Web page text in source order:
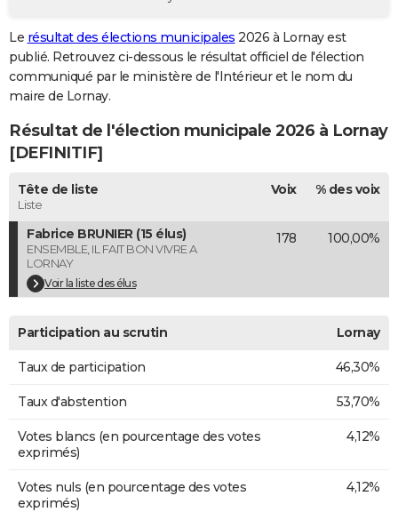
GUIDES D'ACHAT
BONS PLANS
CARTE DE VOEUX
Carte de Noël
Carte Bonne année
Carte Saint-Valentin
Carte Pâques
Carte d'anniversaire
DICTIONNAIRE
Dictionnaire
Biographies
Citations
Expressions
Proverbes
PROGRAMME TV
COPAINS D'AVANT
S'inscrire
Se connecter
Lycées
Collèges
Primaires
Universités
Entreprises
Service militaire
Avis de recherche
AVIS DE DÉCÈS
Bricolage
Lifestyle
Culture
Sport
Auto
Television
Voyage
Cinema
Le résultat des élections municipales 2026 à Lornay est
publié. Retrouvez ci-dessous le résultat officiel de l'élection
communiqué par le ministère de l'Intérieur et le nom du
maire de Lornay.
Résultat de l'élection municipale 2026 à Lornay
[DEFINITIF]
Tête de liste
Liste
Voix % des voix
Fabrice BRUNIER (15 élus)
ENSEMBLE, IL FAIT BON VIVRE A
LORNAY
Voir la liste des élus
178 100,00%
Participation au scrutin Lornay
Taux de participation 46,30%
Taux d'abstention 53,70%
Votes blancs (en pourcentage des votes
exprimés)
4,12%
Votes nuls (en pourcentage des votes
exprimés)
4,12%